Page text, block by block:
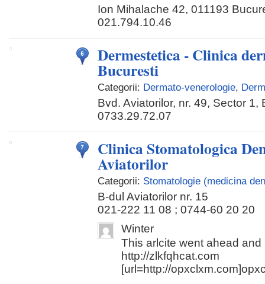
Ion Mihalache 42, 011193
021.794.10.46
Dermestetica - Clinica
Bucuresti
Categorii: Dermato-venerologie,
Bvd. Aviatorilor, nr. 49, Sector 1,
0733.29.72.07
Clinica Stomatologica
Aviatorilor
Categorii: Stomatologie (medicina
B-dul Aviatorilor nr. 15
021-222 11 08 ; 0744-60 20 20
Winter
This arlcite went ahead and
http://zlkfqhcat.com
[url=http://